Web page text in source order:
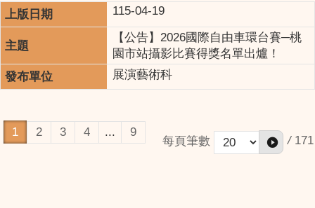
115-04-19
【公告】2026國際自由車環台賽─桃
園市站攝影比賽得獎名單出爐！
展演藝術科
1 2 3 4 ... 9
每頁筆數 / 171